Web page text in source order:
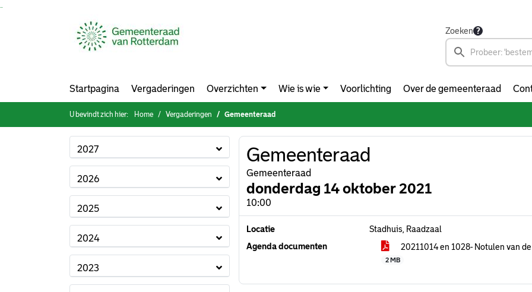
Zoeken
Startpagina Vergaderingen Overzichten Wie is wie Voorlichting Over de gemeenteraad
U bevindt zich hier: Home Vergaderingen Gemeenteraad
2027
2026
2025
2024
2023
Gemeenteraad
Gemeenteraad
donderdag 14 oktober 2021
10:00
Locatie
Stadhuis, Raadzaal
Agenda documenten
20211014 en 1028- Notulen van
2 MB